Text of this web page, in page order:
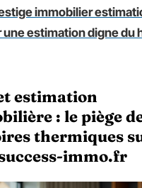
immobilier
estimation digne du
estimation
: le piège
thermiques
immo.fr